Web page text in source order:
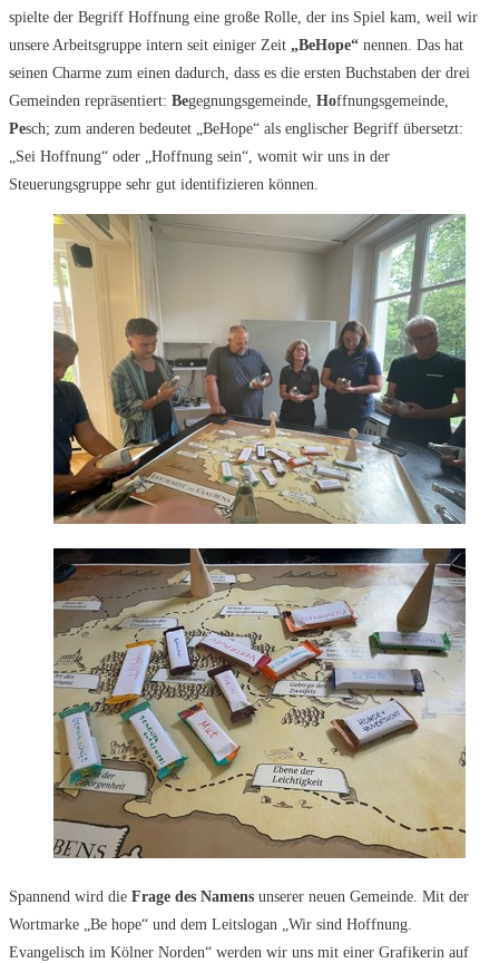
spielte der Begriff Hoffnung eine große Rolle, der ins Spiel kam, weil wir
unsere Arbeitsgruppe intern seit einiger Zeit „BeHope“ nennen. Das hat
seinen Charme zum einen dadurch, dass es die ersten Buchstaben der drei
Gemeinden repräsentiert: Begegnungsgemeinde, Hoffnungsgemeinde,
Pesch; zum anderen bedeutet „BeHope“ als englischer Begriff übersetzt:
„Sei Hoffnung“ oder „Hoffnung sein“, womit wir uns in der
Steuerungsgruppe sehr gut identifizieren können.
Spannend wird die Frage des Namens unserer neuen Gemeinde. Mit der
Wortmarke „Be hope“ und dem Leitslogan „Wir sind Hoffnung.
Evangelisch im Kölner Norden“ werden wir uns mit einer Grafikerin auf